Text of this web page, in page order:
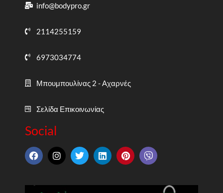
info@bodypro.gr
2114255159
6973034774
Μπουμπουλίνας 2 - Αχαρνές
Σελίδα Επικοινωνίας
Social